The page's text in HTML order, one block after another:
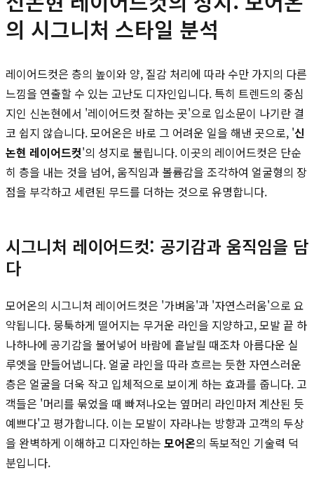
의 시그니처 스타일 분석
레이어드컷은 층의 높이와 양, 질감 처리에 따라 수만 가지의 다른
느낌을 연출할 수 있는 고난도 디자인입니다. 특히 트렌드의 중심
지인 신논현에서 '레이어드컷 잘하는 곳'으로 입소문이 나기란 결
코 쉽지 않습니다. 모어온은 바로 그 어려운 일을 해낸 곳으로, '신
논현 레이어드컷'의 성지로 불립니다. 이곳의 레이어드컷은 단순
히 층을 내는 것을 넘어, 움직임과 볼륨감을 조각하여 얼굴형의 장
점을 부각하고 세련된 무드를 더하는 것으로 유명합니다.
시그니처 레이어드컷: 공기감과 움직임을 담
다
모어온의 시그니처 레이어드컷은 '가벼움'과 '자연스러움'으로 요
약됩니다. 뭉툭하게 떨어지는 무거운 라인을 지양하고, 모발 끝 하
나하나에 공기감을 불어넣어 바람에 흩날릴 때조차 아름다운 실
루엣을 만들어냅니다. 얼굴 라인을 따라 흐르는 듯한 자연스러운
층은 얼굴을 더욱 작고 입체적으로 보이게 하는 효과를 줍니다. 고
객들은 '머리를 묶었을 때 빠져나오는 옆머리 라인마저 계산된 듯
예쁘다'고 평가합니다. 이는 모발이 자라나는 방향과 고객의 두상
을 완벽하게 이해하고 디자인하는 모어온의 독보적인 기술력 덕
분입니다.